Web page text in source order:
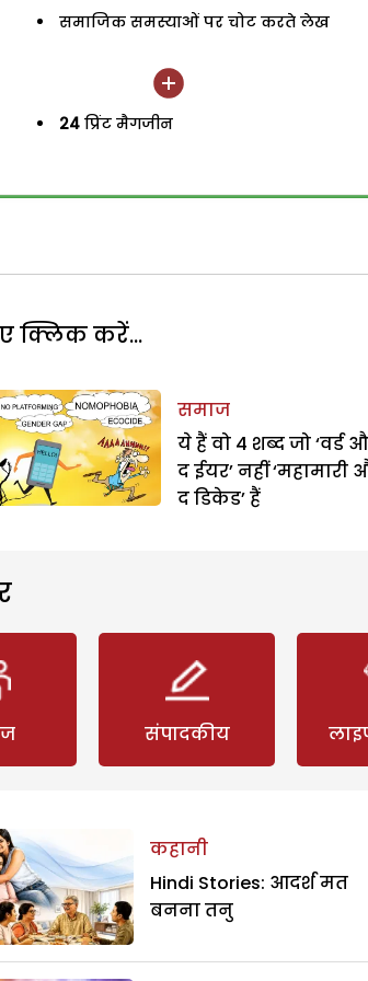
समाजिक समस्याओं पर चोट करते लेख
24 प्रिंट मैगजीन
क्लिक करें...
समाज
ये हैं वो 4 शब्द जो ‘वर्ड
द ईयर’ नहीं
द डिकेड’ हैं
संपादकीय
कहानी
Hindi Stories: आदर्श मत
बनना तनु